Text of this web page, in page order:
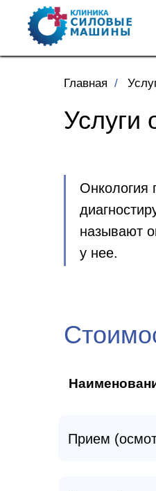
Главная /
Услуги
Онкология
называют
у нее.
Прием